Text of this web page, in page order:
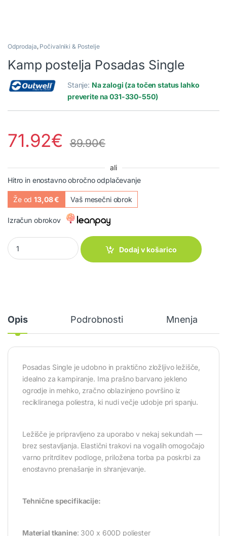
Odprodaja, Počivalniki & Postelje
Kamp postelja Posadas Single
Stanje: Na zalogi (za točen status lahko
preverite na 031-330-550)
71.92€ 89.90€
ali
Hitro in enostavno obročno odplačevanje
Že od13,08 € Vaš mesečni obrok
Izračun obrokov
Kamp postelja Posadas Single quantity
Dodaj v košarico
Opis Podrobnosti Mnenja
Posadas Single je udobno in praktično zložljivo ležišče,
idealno za kampiranje. Ima prašno barvano jekleno
ogrodje in mehko, zračno oblazinjeno površino iz
recikliranega poliestra, ki nudi večje udobje pri spanju.
Ležišče je pripravljeno za uporabo v nekaj sekundah —
brez sestavljanja. Elastični trakovi na vogalih omogočajo
varno pritrditev podloge, priložena torba pa poskrbi za
enostavno prenašanje in shranjevanje.
Tehnične specifikacije:
Material tkanine: 300 x 600D poliester